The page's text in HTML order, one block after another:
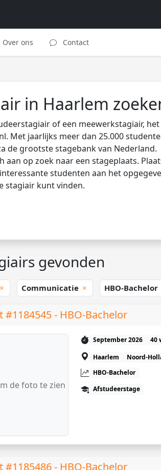
Over ons Contact
in Haarlem
of een meewerkstagiair, het
Met jaarlijks meer dan 25.000
de grootste stagebank van Nederland.
op zoek naar een stageplaats.
studenten aan het
stagiair kunt vinden.
gevonden
Communicatie HBO-Bachelor
#1184545 - HBO-Bachelor
de foto te zien
September 2026 40
Haarlem
Noord-
HBO-Bachelor
Afstudeerstage
#1185486 - HBO-Bachelor